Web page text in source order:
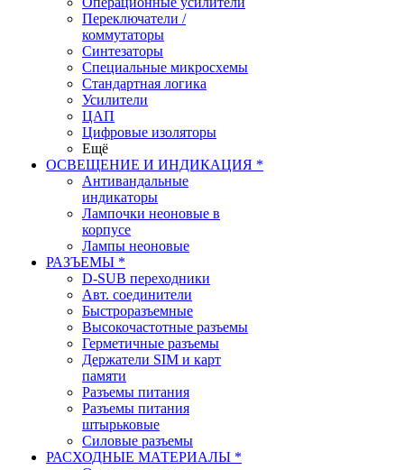
Переключатели /
коммутаторы
Синтезаторы
Специальные микросхемы
Стандартная логика
Усилители
ЦАП
Цифровые изоляторы
Ещё
ОСВЕЩЕНИЕ И ИНДИКАЦИЯ *
Антивандальные
индикаторы
Лампочки неоновые в
корпусе
Лампы неоновые
РАЗЪЕМЫ *
D-SUB переходники
Авт. соединители
Быстроразъемные
Высокочастотные разъемы
Герметичные разъемы
Держатели SIM и карт
памяти
Разъемы питания
Разъемы питания
штырьковые
Силовые разъемы
РАСХОДНЫЕ МАТЕРИАЛЫ *